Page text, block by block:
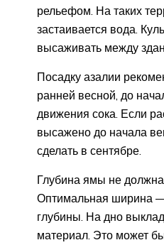
рельефом. На таких
застаивается вода.
высаживать между
Посадку азалии
ранней весной, до
движения сока. Если
высажено до начала
сделать в сентябре.
Глубина ямы не
Оптимальная ширина
глубины. На дно
материал. Это может